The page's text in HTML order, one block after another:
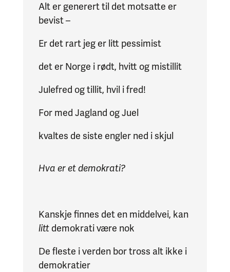
Alt er generert til det motsatte er
bevist –
Er det rart jeg er litt pessimist
det er Norge i rødt, hvitt og mistillit
Julefred og tillit, hvil i fred!
For med Jagland og Juel
kvaltes de siste engler ned i skjul
Hva er et demokrati?
Kanskje finnes det en middelvei, kan
litt demokrati være nok
De fleste i verden bor tross alt ikke i
demokratier